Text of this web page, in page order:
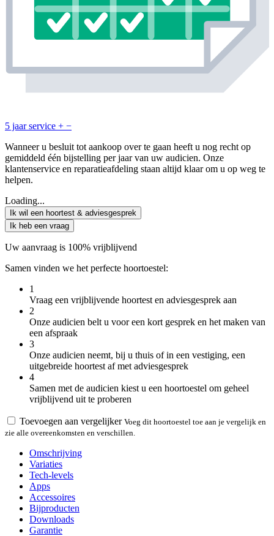
5 jaar service + −
Wanneer u besluit tot aankoop over te gaan heeft u nog recht op
gemiddeld één bijstelling per jaar van uw audicien. Onze
klantenservice en reparatieafdeling staan altijd klaar om u op weg te
helpen.
Loading...
Ik wil een hoortest & adviesgesprek
Ik heb een vraag
Uw aanvraag is 100% vrijblijvend
Samen vinden we het perfecte hoortoestel:
1
Vraag een vrijblijvende hoortest en adviesgesprek aan
2
Onze audicien belt u voor een kort gesprek en het maken van
een afspraak
3
Onze audicien neemt, bij u thuis of in een vestiging, een
uitgebreide hoortest af met adviesgesprek
4
Samen met de audicien kiest u een hoortoestel om geheel
vrijblijvend uit te proberen
Toevoegen aan vergelijker Voeg dit hoortoestel toe aan je vergelijk en
zie alle overeenkomsten en verschillen.
Omschrijving
Variaties
Tech-levels
Apps
Accessoires
Bijproducten
Downloads
Garantie